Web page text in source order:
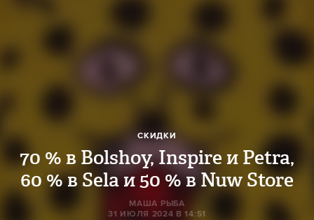
СКИДКИ
70 % в Bolshoy, Inspire и Petra,
60 % в Sela и 50 % в Nuw Store
МАША РЫБА
31 ИЮЛЯ 2024 В 14:51